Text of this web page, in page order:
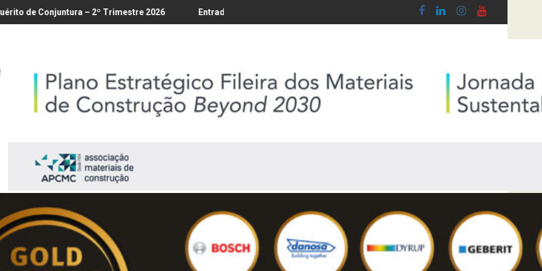
18/8– 2º Trimestre 2026 Entrada em vigor da regulamentação do Lobby - Lei n.º 5-A/2026, de 28 de Janeiro
Diploma de transposição da Diretiva